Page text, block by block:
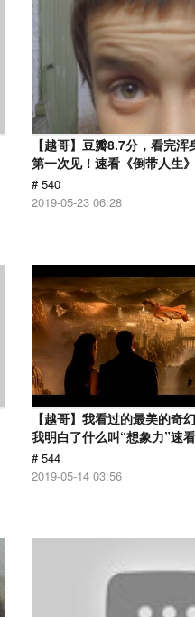
【越哥】豆瓣8.7分，看完
第一次见！速看《倒带人生》
# 540
2019-05-23 06:28
【越哥】我看过的最美的奇
我明白了什么叫“想象力”速
# 544
2019-05-14 03:56